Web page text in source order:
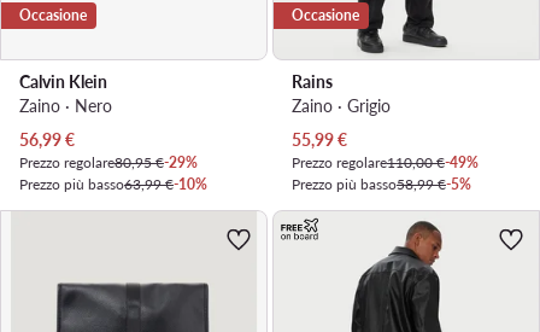
Occasione
Calvin Klein
Zaino · Nero
Prezzo attuale
56,99€
Prezzo regolare80,95 €-29%
Prezzo più basso63,99 €-10%
Occasione
Rains
Zaino · Grigio
Prezzo attuale
55,99€
Prezzo regolare110,00 €-49%
Prezzo più basso58,99 €-5%